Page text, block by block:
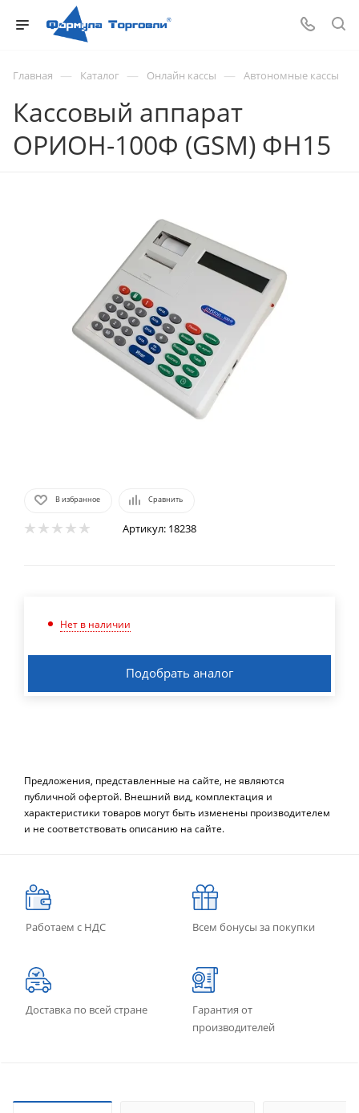
Главная — Каталог — Онлайн кассы — Автономные кассы
Кассовый аппарат
ОРИОН-100Ф (GSM) ФН15
В избранное Сравнить
Артикул: 18238
Нет в наличии
Подобрать аналог
Предложения, представленные на сайте, не являются
публичной офертой. Внешний вид, комплектация и
характеристики товаров могут быть изменены производителем
и не соответствовать описанию на сайте.
Работаем с НДС Всем бонусы за покупки
Доставка по всей стране
Гарантия от
производителей